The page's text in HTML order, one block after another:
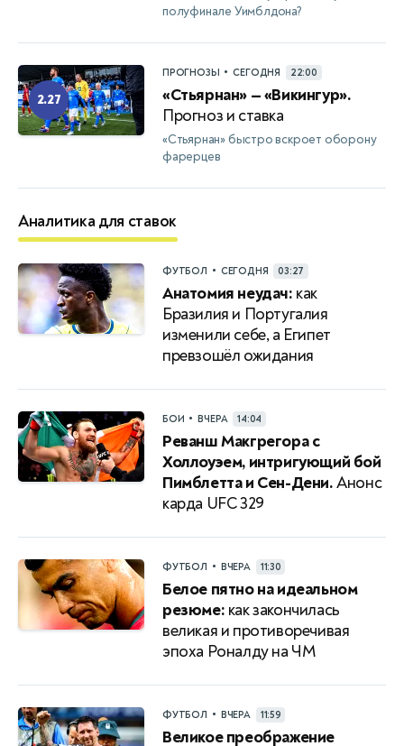
полуфинале Уимблдона?
2.27
ПРОГНОЗЫ • СЕГОДНЯ 22:00
«Стьярнан» — «Викингур».
Прогноз и ставка
«Стьярнан» быстро вскроет оборону
фарерцев
Аналитика для ставок
ФУТБОЛ • СЕГОДНЯ 03:27
Анатомия неудач: как
Бразилия и Португалия
изменили себе, а Египет
превзошёл ожидания
БОИ • ВЧЕРА 14:04
Реванш Макгрегора с
Холлоуэем, интригующий бой
Пимблетта и Сен-Дени.Анонс
карда UFC 329
ФУТБОЛ • ВЧЕРА 11:30
Белое пятно на идеальном
резюме: как закончилась
великая и противоречивая
эпоха Роналду на ЧМ
ФУТБОЛ • ВЧЕРА 11:59
Великое преображение